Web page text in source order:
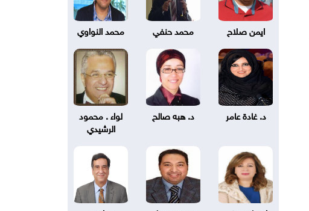
ايمن صلاح محمد حنفي محمد النواوي
د. غادة عامر د. هبه صالح
لواء . محمود
الرشيدي